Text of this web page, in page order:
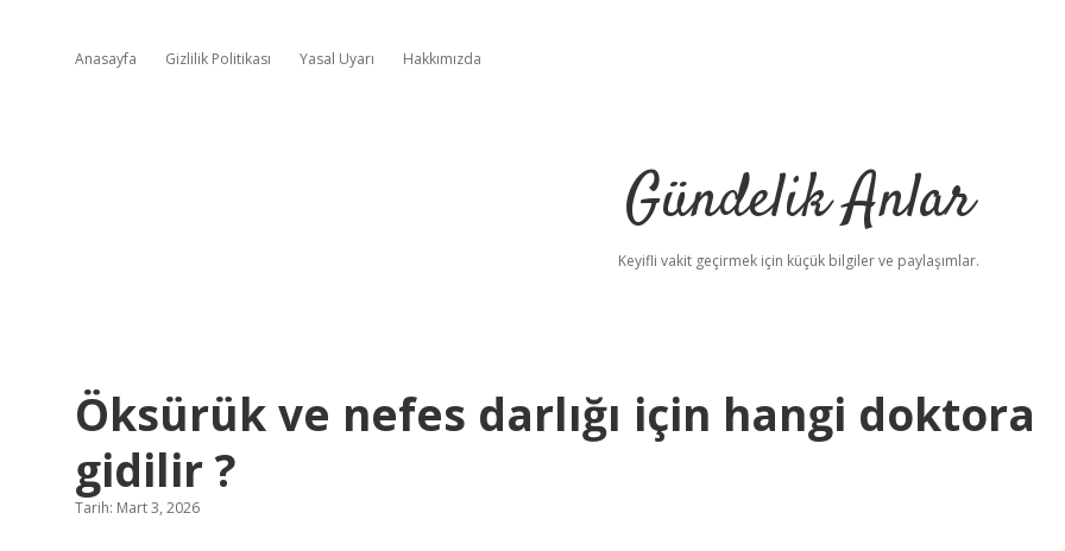
Anasayfa Gizlilik Politikası Yasal Uyarı Hakkımızda
Gündelik Anlar
Keyifli vakit geçirmek için küçük bilgiler ve paylaşımlar.
Öksürük ve nefes darlığı için hangi doktora
gidilir ?
Tarih: Mart 3, 2026